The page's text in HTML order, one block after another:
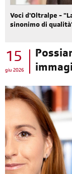
Voci d'Oltralpe -
sinonimo di
15
giu 2026